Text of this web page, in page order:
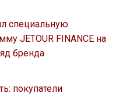
специальную
JETOUR FINANCE на
бренда
покупатели